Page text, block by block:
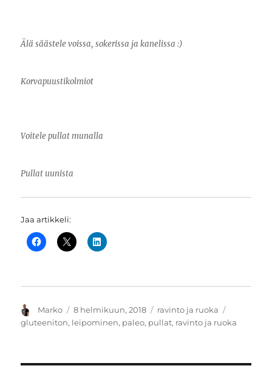
Älä säästele voissa, sokerissa ja kanelissa :)
Korvapuustikolmiot
Voitele pullat munalla
Pullat uunista
Jaa artikkeli:
Kirjoittaja
Marko Julkaistu
8 helmikuun, 2018 Kategoriat
ravinto ja ruoka
gluteeniton, leipominen, paleo, pullat, ravinto ja ruoka